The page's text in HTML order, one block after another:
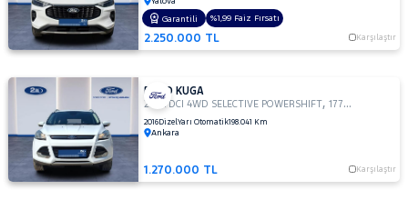
NISSAN
OPEL
PEUGEOT
SEAT
SKODA
SSANGYONG
2.250.000 TL Karşılaştır
Garantili %1,99 Faiz Fırsatı
FORD KUGA
2.0 TDCI 4WD SELECTIVE POWERSHIFT,177Hp
2016DizelYarı Otomatik198.041 Km
Ankara
1.270.000 TL Karşılaştır